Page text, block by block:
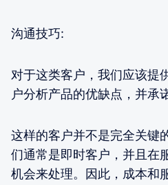
沟通技巧:
对于这类客户，我们应该提
户分析产品的优缺点，并承
这样的客户并不是完全关键
们通常是即时客户，并且在
机会来处理。因此，成本和